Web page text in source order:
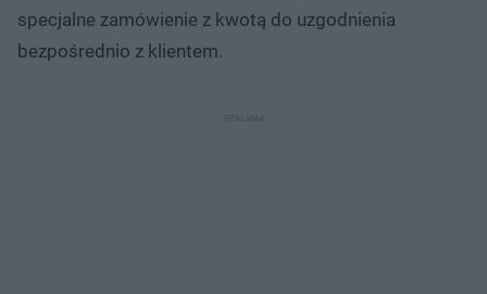
specjalne zamówienie z kwotą do uzgodnienia
bezpośrednio z klientem.